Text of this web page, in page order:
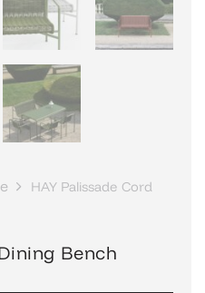
HAY Palissade Cord
Bench